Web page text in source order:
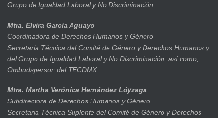
Grupo de Igualdad Laboral y No Discriminación.
Mtra. Elvira García Aguayo
Coordinadora de Derechos Humanos y Género
Secretaria Técnica del Comité de Género y Derechos Humanos y
del Grupo de Igualdad Laboral y No Discriminación, así como,
Ombudsperson del TECDMX.
Mtra. Martha Verónica Hernández Lóyzaga
Subdirectora de Derechos Humanos y Género
Secretaria Técnica Suplente del Comité de Género y Derechos